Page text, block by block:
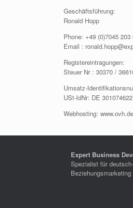
Geschäftsführung:
Ronald Hopp
Phone: +49 (0)7045 203
Email :
Registereintragungen:
Steuer Nr : 30370 /
Umsatz-
USt-IdNr: DE 301074622
Webhosting: www.ovh.de
Expert Business
Spezialist für
Beziehungsmarketing